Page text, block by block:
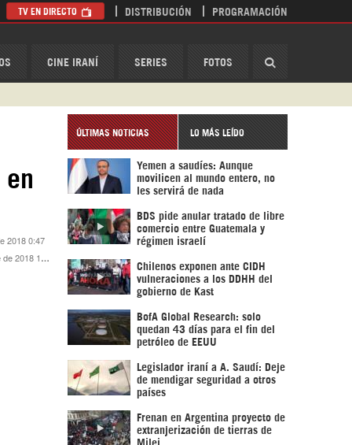
CINE IRANÍ SERIES FOTOS
TV EN DIRECTO DISTRIBUCIÓN PROGRAMACIÓN
en
2018 0:47
19:23
ÚLTIMAS NOTICIAS LO MÁS LEÍDO
Yemen a saudíes: Aunque
movilicen al mundo entero, no
les servirá de nada
BDS pide anular tratado de libre
comercio entre Guatemala y
régimen israelí
Chilenos exponen ante CIDH
vulneraciones a los DDHH del
gobierno de Kast
BofA Global Research: solo
quedan 43 días para el fin del
petróleo de EEUU
Legislador iraní a A. Saudí: Deje
de mendigar seguridad a otros
países
Frenan en Argentina proyecto de
extranjerización de tierras de
Milei